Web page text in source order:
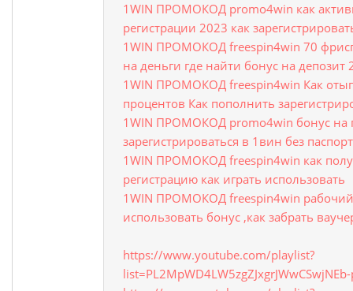
1WIN ПРОМОКОД promo4win как
регистрации 2023 как
1WIN ПРОМОКОД freespin4win 70
на деньги где найти бонус на депозит
1WIN ПРОМОКОД freespin4win Как
процентов Как пополнить
1WIN ПРОМОКОД promo4win бонус на
зарегистрироваться в 1вин без
1WIN ПРОМОКОД freespin4win как
регистрацию как играть использовать
1WIN ПРОМОКОД freespin4win
использовать бонус ,как забрать
https://www.youtube.com/playlist?